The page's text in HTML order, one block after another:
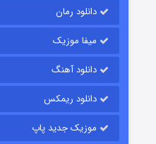
قسمت۷ (زیرنویس)
دانلود رمان
میفا موزیک
دانلود آهنگ
دانلود ریمکس
موزیک جدید پاپ